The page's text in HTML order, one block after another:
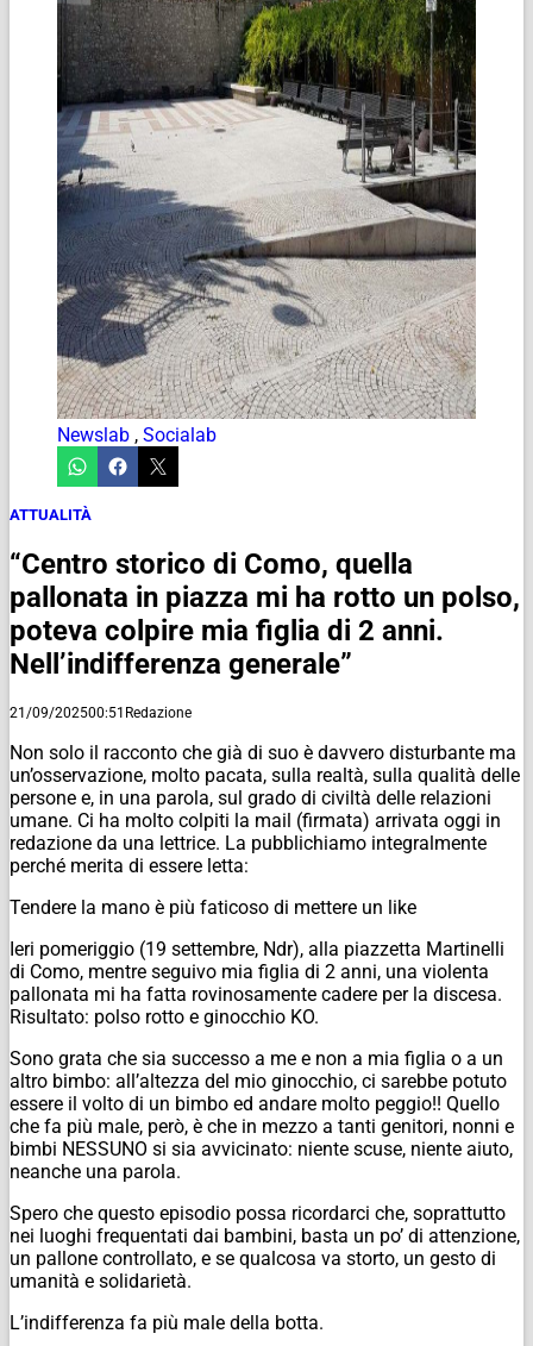
Newslab , Socialab
ATTUALITÀ
“Centro storico di Como, quella
pallonata in piazza mi ha rotto un polso,
poteva colpire mia figlia di 2 anni.
Nell’indifferenza generale”
21/09/202500:51 Redazione
Non solo il racconto che già di suo è davvero disturbante ma
un’osservazione, molto pacata, sulla realtà, sulla qualità delle
persone e, in una parola, sul grado di civiltà delle relazioni
umane. Ci ha molto colpiti la mail (firmata) arrivata oggi in
redazione da una lettrice. La pubblichiamo integralmente
perché merita di essere letta:
Tendere la mano è più faticoso di mettere un like
Ieri pomeriggio (19 settembre, Ndr), alla piazzetta Martinelli
di Como, mentre seguivo mia figlia di 2 anni, una violenta
pallonata mi ha fatta rovinosamente cadere per la discesa.
Risultato: polso rotto e ginocchio KO.
Sono grata che sia successo a me e non a mia figlia o a un
altro bimbo: all’altezza del mio ginocchio, ci sarebbe potuto
essere il volto di un bimbo ed andare molto peggio!! Quello
che fa più male, però, è che in mezzo a tanti genitori, nonni e
bimbi NESSUNO si sia avvicinato: niente scuse, niente aiuto,
neanche una parola.
Spero che questo episodio possa ricordarci che, soprattutto
nei luoghi frequentati dai bambini, basta un po’ di attenzione,
un pallone controllato, e se qualcosa va storto, un gesto di
umanità e solidarietà.
L’indifferenza fa più male della botta.